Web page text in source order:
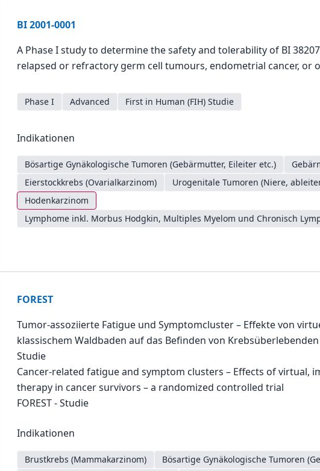
BI 2001-0001
A Phase I study to determine the safety and tolerability of BI
relapsed or refractory germ cell tumours, endometrial cancer, or
Phase I Advanced First in Human (FIH) Studie
Indikationen
Bösartige Gynäkologische Tumoren (Gebärmutter, Eileiter etc.)
Eierstockkrebs (Ovarialkarzinom)
Urogenitale Tumoren (Niere,
Hodenkarzinom
Lymphome inkl. Morbus Hodgkin, Multiples Myelom und Chronisch
FOREST
Tumor-assoziierte Fatigue und Symptomcluster – Effekte von
klassischem Waldbaden auf das Befinden von
Studie
Cancer-related fatigue and symptom clusters – Effects of virtual,
therapy in cancer survivors – a randomized controlled trial
FOREST - Studie
Indikationen
Brustkrebs (Mammakarzinom)
Bösartige Gynäkologische Tumoren